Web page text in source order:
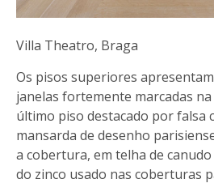
Villa Theatro, Braga
Os pisos superiores
janelas fortemente marcadas
último piso destacado por falsa
mansarda de desenho
a cobertura, em telha de
do zinco usado nas coberturas